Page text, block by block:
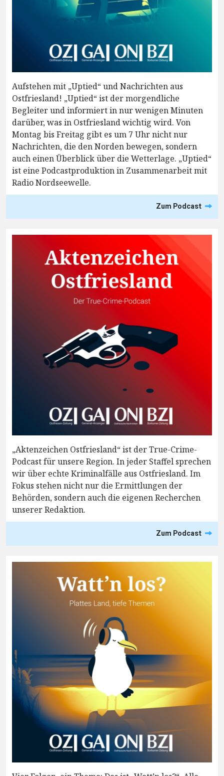
Aufstehen mit „Uptied“ und Nachrichten aus
Ostfriesland! „Uptied“ ist der morgendliche
Begleiter und informiert in nur wenigen Minuten
darüber, was in Ostfriesland wichtig wird. Von
Montag bis Freitag gibt es um 7 Uhr nicht nur
Nachrichten, die den Norden bewegen, sondern
auch einen Überblick über die Wetterlage. „Uptied“
ist eine Podcastproduktion in Zusammenarbeit mit
Radio Nordseewelle.
Zum Podcast
„Aktenzeichen Ostfriesland“ ist der True-Crime-
Podcast für unsere Region. In jeder Staffel sprechen
wir über echte Kriminalfälle aus Ostfriesland. Im
Fokus stehen nicht nur die Ermittlungen der
Behörden, sondern auch die eigenen Recherchen
unserer Redaktion.
Zum Podcast